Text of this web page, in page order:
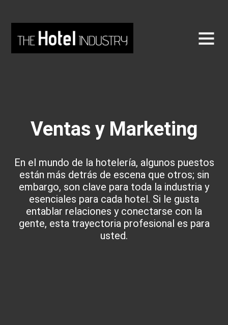
Ventas y Marketing
En el mundo de la hotelería, algunos puestos
están más detrás de escena que otros; sin
embargo, son clave para toda la industria y
esenciales para cada hotel. Si le gusta
entablar relaciones y conectarse con la
gente, esta trayectoria profesional es para
usted.